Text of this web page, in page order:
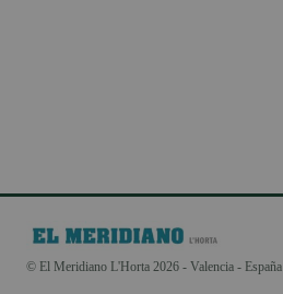
© El Meridiano L'Horta 2026 - Valencia - España